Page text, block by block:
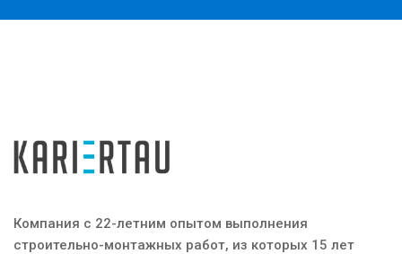
Компания с 22-летним опытом выполнения
строительно-монтажных работ, из которых 15 лет